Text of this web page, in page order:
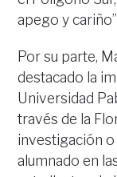
apego y
Por su parte,
destacado la
Universidad
través de la
investigación o
alumnado en